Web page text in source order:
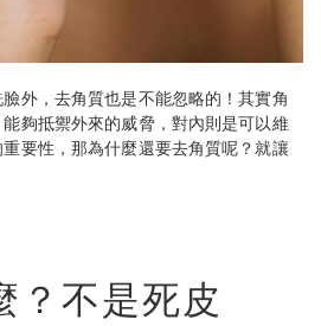
外，去角質也是不能忽略的！其實角
夠抵禦外來的威脅，對內則是可以維
要性，那為什麼還要去角質呢？就讓
？不是死皮